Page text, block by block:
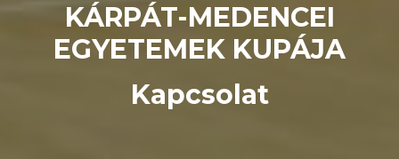
KÁRPÁT-MEDENCEI
EGYETEMEK KUPÁJA
Kapcsolat